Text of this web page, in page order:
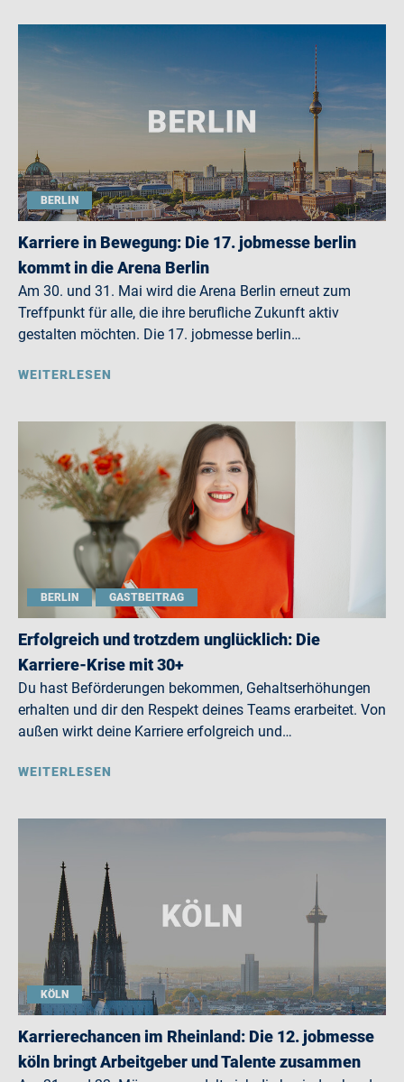
BERLIN
Karriere in Bewegung: Die 17. jobmesse berlin
kommt in die Arena Berlin
Am 30. und 31. Mai wird die Arena Berlin erneut zum
Treffpunkt für alle, die ihre berufliche Zukunft aktiv
gestalten möchten. Die 17. jobmesse berlin…
WEITERLESEN
BERLIN GASTBEITRAG
Erfolgreich und trotzdem unglücklich: Die
Karriere-Krise mit 30+
Du hast Beförderungen bekommen, Gehaltserhöhungen
erhalten und dir den Respekt deines Teams erarbeitet. Von
außen wirkt deine Karriere erfolgreich und…
WEITERLESEN
KÖLN
Karrierechancen im Rheinland: Die 12. jobmesse
köln bringt Arbeitgeber und Talente zusammen